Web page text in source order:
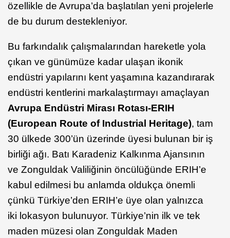
özellikle de Avrupa’da başlatılan yeni projelerle
de bu durum destekleniyor.
Bu farkındalık çalışmalarından hareketle yola
çıkan ve günümüze kadar ulaşan ikonik
endüstri yapılarını kent yaşamına kazandırarak
endüstri kentlerini markalaştırmayı amaçlayan
Avrupa Endüstri Mirası Rotası-ERIH
(European Route of Industrial Heritage), tam
30 ülkede 300’ün üzerinde üyesi bulunan bir iş
birliği ağı. Batı Karadeniz Kalkınma Ajansının
ve Zonguldak Valiliğinin öncülüğünde ERIH’e
kabul edilmesi bu anlamda oldukça önemli
çünkü Türkiye’den ERIH’e üye olan yalnızca
iki lokasyon bulunuyor. Türkiye’nin ilk ve tek
maden müzesi olan Zonguldak Maden